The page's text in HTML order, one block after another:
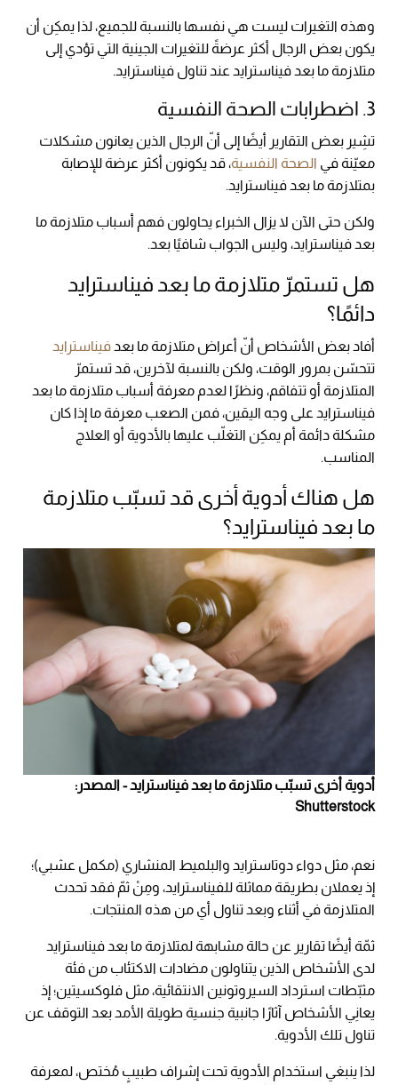
وهذه التغيرات ليست هي نفسها بالنسبة للجميع، لذا يمكِن أن
يكون بعض الرجال أكثر عرضةً للتغيرات الجينية التي تؤدي إلى
متلازمة ما بعد فيناسترايد عند تناول فيناسترايد.
3. اضطرابات الصحة النفسية
تشِير بعض التقارير أيضًا إلى أنّ الرجال الذين يعانون مشكلات
معيّنة في الصحة النفسية، قد يكونون أكثر عرضة للإصابة
بمتلازمة ما بعد فيناسترايد.
ولكن حتى الآن لا يزال الخبراء يحاولون فهم أسباب متلازمة ما
بعد فيناسترايد، وليس الجواب شافيًا بعد.
هل تستمرّ متلازمة ما بعد فيناسترايد
دائمًا؟
أفاد بعض الأشخاص أنّ أعراض متلازمة ما بعد فيناسترايد
تتحسّن بمرور الوقت، ولكن بالنسبة لآخرين، قد تستمرّ
المتلازمة أو تتفاقم، ونظرًا لعدم معرفة أسباب متلازمة ما بعد
فيناسترايد على وجه اليقين، فمن الصعب معرفة ما إذا كان
مشكلة دائمة أم يمكِن التغلّب عليها بالأدوية أو العلاج
المناسب.
هل هناك أدوية أخرى قد تسبّب متلازمة
ما بعد فيناسترايد؟
أدوية أخرى تسبّب متلازمة ما بعد فيناسترايد - المصدر:
Shutterstock
نعم، مثل دواء دوتاسترايد والبلميط المنشاري (مكمل عشبي)؛
إذ يعملان بطريقة مماثلة للفيناسترايد، ومِنْ ثمّ فقد تحدث
المتلازمة في أثناء وبعد تناول أي من هذه المنتجات.
ثمّة أيضًا تقارير عن حالة مشابهة لمتلازمة ما بعد فيناسترايد
لدى الأشخاص الذين يتناولون مضادات الاكتئاب من فئة
مثبّطات استرداد السيروتونين الانتقائية، مثل فلوكسيتين؛ إذ
يعانِي الأشخاص آثارًا جانبية جنسية طويلة الأمد بعد التوقف عن
تناول تلك الأدوية.
لذا ينبغي استخدام الأدوية تحت إشراف طبيبٍ مُختص، لمعرفة